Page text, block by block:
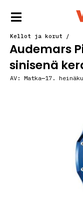
Kellot ja korut /
Audemars
sinisenä
AV: Matka 17.